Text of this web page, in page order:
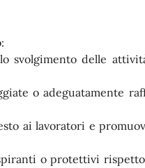
svolgimento delle
o adeguatamente
ai lavoratori e
o protettivi rispetto